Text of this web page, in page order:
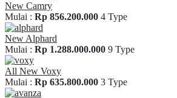
New Camry
Mulai : Rp 856.200.000 4 Type
New Alphard
Mulai : Rp 1.288.000.000 9 Type
All New Voxy
Mulai : Rp 635.800.000 3 Type